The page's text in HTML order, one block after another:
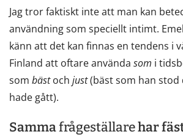
Jag tror faktiskt inte att man kan
användning som speciellt intimt.
känn att det kan finnas en tendens i
Finland att oftare använda som i
som bästoch just(bäst som han stod
hade gått).
Sammafrågeställarehar